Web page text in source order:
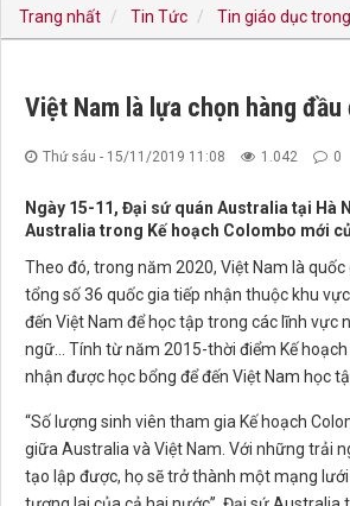
Trang nhất Tin Tức Tin giáo dục
Việt Nam là lựa chọn hàng
Thứ sáu - 15/11/2019 11:08 1.042 0
Ngày 15-11, Đại sứ quán Australia tại Hà
Australia trong Kế hoạch Colombo mới
Theo đó, trong năm 2020, Việt Nam là
tổng số 36 quốc gia tiếp nhận thuộc khu
đến Việt Nam để học tập trong các lĩnh vực
ngữ... Tính từ năm 2015-thời điểm Kế
nhận được học bổng để đến Việt Nam học
“Số lượng sinh viên tham gia Kế hoạch
giữa Australia và Việt Nam. Với những trải
tạo lập được, họ sẽ trở thành một mạng